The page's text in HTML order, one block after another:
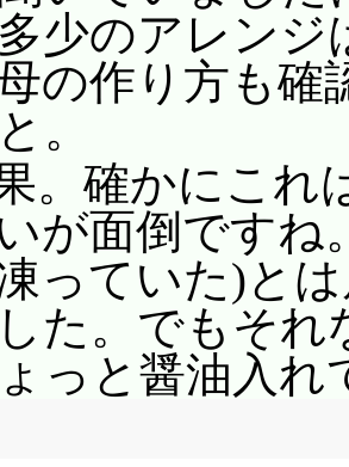
少のアレンジ
の作り方も確
。
。確かにこ
が面倒ですね
っていた)と
た。でもそ
っと醤油入